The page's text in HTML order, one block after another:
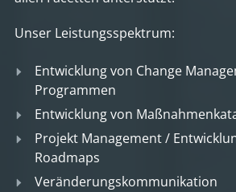
Unser Leistungsspektrum:
Entwicklung von Change
Programmen
Entwicklung von
Projekt Management /
Roadmaps
Veränderungskommunikation